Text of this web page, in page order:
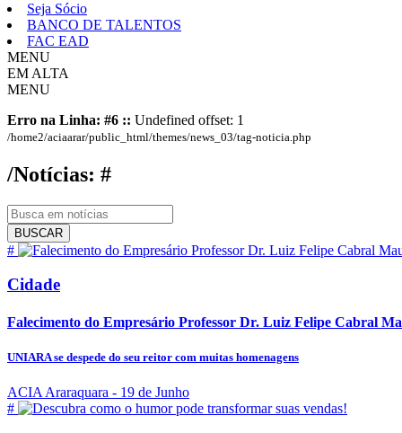
Seja Sócio
BANCO DE TALENTOS
FAC EAD
MENU
EM ALTA
MENU
Erro na Linha: #6 :: Undefined offset: 1
/home2/aciaarar/public_html/themes/news_03/tag-noticia.php
/Notícias: #
BUSCAR
#
Cidade
Falecimento do Empresário Professor Dr. Luiz Felipe Cabral
UNIARA se despede do seu reitor com muitas homenagens
ACIA Araraquara - 19 de Junho
#